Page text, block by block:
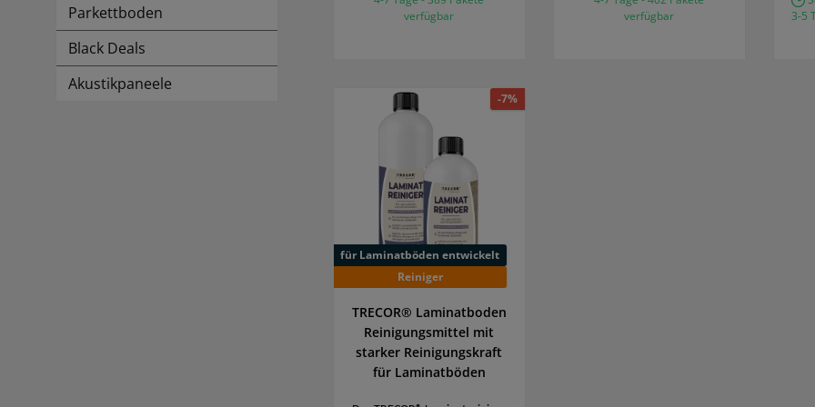
Parkettboden
Black Deals
Akustikpaneele
verfügbar
verfügbar
3-5
-7%
für Laminatböden entwickelt
Reiniger
TRECOR® Laminatboden
Reinigungsmittel mit
starker Reinigungskraft
für Laminatböden